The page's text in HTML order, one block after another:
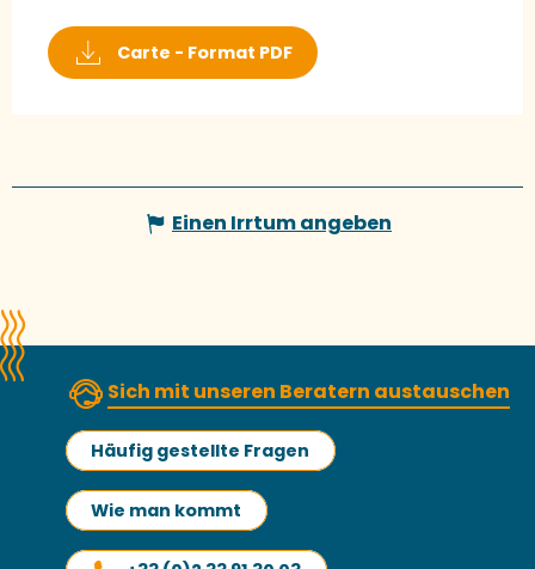
Carte - Format PDF
Einen Irrtum angeben
Sich mit unseren Beratern austauschen
Häufig gestellte Fragen
Wie man kommt